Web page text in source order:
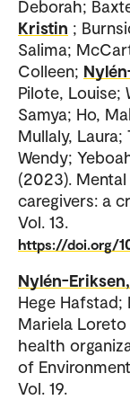
Deborah;
Kristin ;
Salima;
Colleen;
Pilote, Louise;
Samya; Ho,
Mullaly, Laura;
Wendy;
(2023).
caregivers: a
Vol. 13.
https://doi.org/
Nylén-
Hege Hafstad;
Mariela
health
of
Vol. 19.